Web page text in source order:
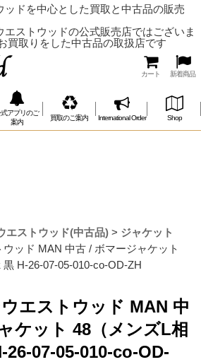
ッドを中心とした買取と中古品の販売
ストウッドの公式販売店ではございま
買取りをした中古品の取扱店です
カート 新着商品
アプリのご
案内
買取のご案内 International Order Shop
エストウッド(中古品) > ジャケット
ッド MAN 中古 / ボマージャケット
H-26-07-05-010-co-OD-ZH
エストウッド MAN 中
ケット 48（メンズL相
26-07-05-010-co-OD-